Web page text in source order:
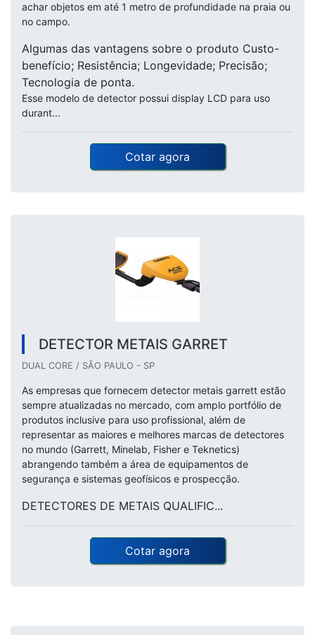
achar objetos em até 1 metro de profundidade na praia ou
no campo.
Algumas das vantagens sobre o produto Custo-
benefício; Resistência; Longevidade; Precisão;
Tecnologia de ponta.
Esse modelo de detector possui display LCD para uso
durant...
Cotar agora
DETECTOR METAIS GARRET
DUAL CORE / SÃO PAULO - SP
As empresas que fornecem detector metais garrett estão
sempre atualizadas no mercado, com amplo portfólio de
produtos inclusive para uso profissional, além de
representar as maiores e melhores marcas de detectores
no mundo (Garrett, Minelab, Fisher e Teknetics)
abrangendo também a área de equipamentos de
segurança e sistemas geofísicos e prospecção.
DETECTORES DE METAIS QUALIFIC...
Cotar agora